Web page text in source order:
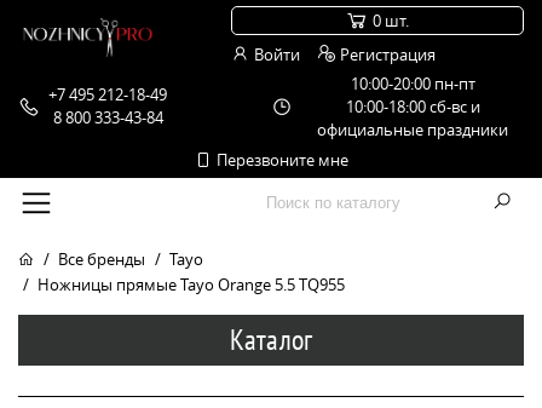
+7 495 212-18-49
8 800 333-43-84
10:00-20:00 пн-пт
10:00-18:00 сб-вс и
официальные праздники
Перезвоните мне
0 шт.
Войти
Регистрация
Все бренды
Tayo
Ножницы прямые Tayo Orange 5.5 TQ955
Каталог